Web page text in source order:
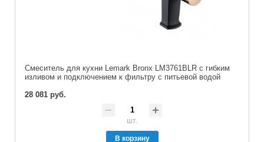
Cмеситель для кухни Lemark Bronx LM3761BLR с гибким
изливом и подключением к фильтру с питьевой водой
28 081 руб.
шт.
В корзину